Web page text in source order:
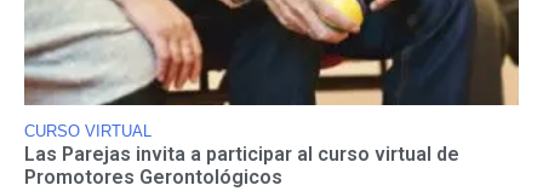
CURSO VIRTUAL
Las Parejas invita a participar al curso virtual de
Promotores Gerontológicos